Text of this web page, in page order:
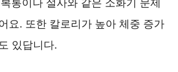
통이나 설사와 같은 소화기 문제
요. 또한 칼로리가 높아 체중 증가
있답니다.